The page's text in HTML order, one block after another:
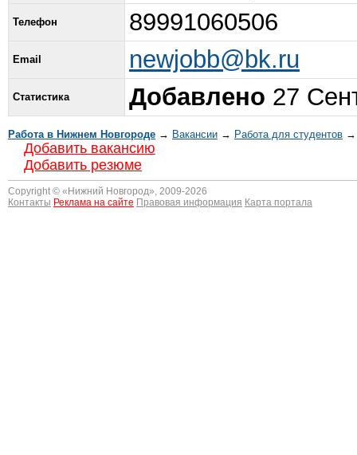
Телефон 89991060506
Email newjobb@bk.ru
Статистика Добавлено 27
Работа в Нижнем Новгороде → Вакансии → Работа для студентов →
Добавить вакансию
Добавить резюме
Copyright © « Нижний Новгород», 2009-2026
Контакты Реклама на сайте Правовая информация Карта портала